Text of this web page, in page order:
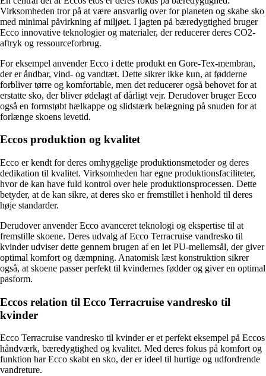
Virksomheden tror på at være ansvarlig over for planeten og skabe sko
med minimal påvirkning af miljøet. I jagten på bæredygtighed bruger
Ecco innovative teknologier og materialer, der reducerer deres CO2-
aftryk og ressourceforbrug.
For eksempel anvender Ecco i dette produkt en Gore-Tex-membran,
der er åndbar, vind- og vandtæt. Dette sikrer ikke kun, at fødderne
forbliver tørre og komfortable, men det reducerer også behovet for at
erstatte sko, der bliver ødelagt af dårligt vejr. Derudover bruger Ecco
også en formstøbt hælkappe og slidstærk belægning på snuden for at
forlænge skoens levetid.
Eccos produktion og kvalitet
Ecco er kendt for deres omhyggelige produktionsmetoder og deres
dedikation til kvalitet. Virksomheden har egne produktionsfaciliteter,
hvor de kan have fuld kontrol over hele produktionsprocessen. Dette
betyder, at de kan sikre, at deres sko er fremstillet i henhold til deres
høje standarder.
Derudover anvender Ecco avanceret teknologi og ekspertise til at
fremstille skoene. Deres udvalg af Ecco Terracruise vandresko til
kvinder udviser dette gennem brugen af en let PU-mellemsål, der giver
optimal komfort og dæmpning. Anatomisk læst konstruktion sikrer
også, at skoene passer perfekt til kvindernes fødder og giver en optimal
pasform.
Eccos relation til Ecco Terracruise vandresko til
kvinder
Ecco Terracruise vandresko til kvinder er et perfekt eksempel på Eccos
håndværk, bæredygtighed og kvalitet. Med deres fokus på komfort og
funktion har Ecco skabt en sko, der er ideel til hurtige og udfordrende
vandreture.